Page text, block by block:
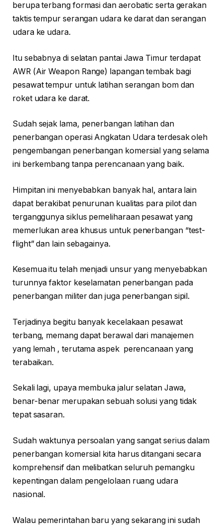
berupa terbang formasi dan aerobatic serta gerakan
taktis tempur serangan udara ke darat dan serangan
udara ke udara.
Itu sebabnya di selatan pantai Jawa Timur terdapat
AWR (Air Weapon Range) lapangan tembak bagi
pesawat tempur untuk latihan serangan bom dan
roket udara ke darat.
Sudah sejak lama, penerbangan latihan dan
penerbangan operasi Angkatan Udara terdesak oleh
pengembangan penerbangan komersial yang selama
ini berkembang tanpa perencanaan yang baik.
Himpitan ini menyebabkan banyak hal, antara lain
dapat berakibat penurunan kualitas para pilot dan
terganggunya siklus pemeliharaan pesawat yang
memerlukan area khusus untuk penerbangan “test-
flight” dan lain sebagainya.
Kesemua itu telah menjadi unsur yang menyebabkan
turunnya faktor keselamatan penerbangan pada
penerbangan militer dan juga penerbangan sipil.
Terjadinya begitu banyak kecelakaan pesawat
terbang, memang dapat berawal dari manajemen
yang lemah , terutama aspek perencanaan yang
terabaikan.
Sekali lagi, upaya membuka jalur selatan Jawa,
benar-benar merupakan sebuah solusi yang tidak
tepat sasaran.
Sudah waktunya persoalan yang sangat serius dalam
penerbangan komersial kita harus ditangani secara
komprehensif dan melibatkan seluruh pemangku
kepentingan dalam pengelolaan ruang udara
nasional.
Walau pemerintahan baru yang sekarang ini sudah